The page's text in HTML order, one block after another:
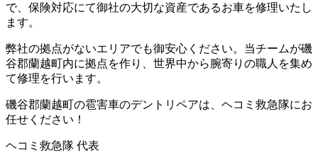
で、保険対応にて御社の大切な資産であるお車を修理いたし
ます。
弊社の拠点がないエリアでも御安心ください。当チームが磯
谷郡蘭越町内に拠点を作り、世界中から腕寄りの職人を集め
て修理を行います。
磯谷郡蘭越町の雹害車のデントリペアは、ヘコミ救急隊にお
任せください！
ヘコミ救急隊 代表